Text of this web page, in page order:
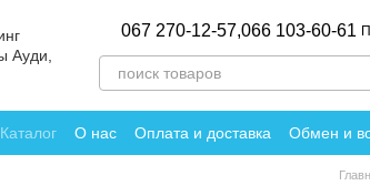
067 270-12-57,066 103-60-61
Каталог О нас Оплата и доставка Обмен и
Политика конфиденциальности
Отзывы о